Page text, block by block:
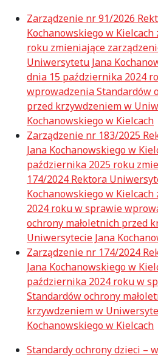
Zarządzenie nr 91/2026
Kochanowskiego w Kielcach
roku zmieniające
Uniwersytetu Jana
dnia 15 października 2024
wprowadzenia Standardów
przed krzywdzeniem w
Kochanowskiego w Kielcach
Zarządzenie nr 183/2025
Jana Kochanowskiego w
października 2025 roku
174/2024 Rektora
Kochanowskiego w
2024 roku w sprawie
ochrony małoletnich przed
Uniwersytecie Jana
Zarządzenie nr 174/2024
Jana Kochanowskiego w
października 2024 roku w
Standardów ochrony
krzywdzeniem w
Kochanowskiego w Kielcach
Standardy ochrony dzieci –